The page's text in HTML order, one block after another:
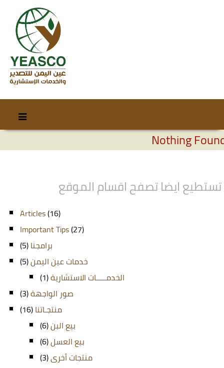
content
Nothing
تستطيع ايضا تصفح اقسام الموقع
Articles(16)
Important Tips(27)
برامجنا(5)
خدمات عين اليمن(5)
الخدمـــــات الاستشارية(1)
صور الواجهة(3)
منتجـاتنا(16)
بيع البن(6)
بيع العسل(6)
منتجات أخرى(3)